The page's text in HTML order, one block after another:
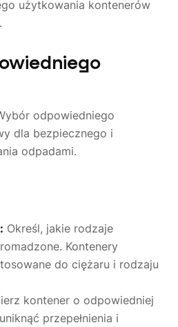
użytkowania kontenerów
odpowiedniego
dla bezpiecznego i
odpadami.
Określ, jakie rodzaje
Kontenery
do ciężaru i rodzaju
kontener o odpowiedniej
przepełnienia i